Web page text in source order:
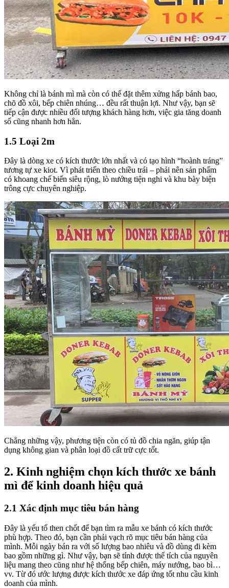
Không chỉ là bánh mì mà còn có thể đặt thêm xửng hấp bánh bao,
chõ đồ xôi, bếp chiên nhúng… đều rất thuận lợi. Như vậy, bạn sẽ
tiếp cận được nhiều đối tượng khách hàng hơn, việc gia tăng doanh
số cũng nhanh hơn hẳn.
1.5 Loại 2m
Đây là dòng xe có kích thước lớn nhất và có tạo hình “hoành tráng”
tương tự xe kiot. Vì phát triển theo chiều trái – phải nên sản phẩm
có khoang chế biến siêu rộng, lò nướng tiện nghi và khu bày biện
trông cực chuyên nghiệp.
Chẳng những vậy, phương tiện còn có tủ đồ chia ngăn, giúp tận
dụng không gian và phân loại đồ cất trữ cực tốt.
2. Kinh nghiệm chọn kích thước xe bánh
mì để kinh doanh hiệu quả
2.1 Xác định mục tiêu bán hàng
Đây là yếu tố then chốt để bạn tìm ra mẫu xe bánh có kích thước
phù hợp. Theo đó, bạn cần phải vạch rõ mục tiêu bán hàng của
mình. Mỗi ngày bán ra với số lượng bao nhiêu và đồ dùng đi kèm
bao gồm những gì. Như vậy, bạn sẽ tính được thể tích của nguyên
liệu mang theo cũng như hệ thống bếp chiên, máy nướng, bao bì…
vv. Từ đó ước lượng được kích thước xe đáp ứng tốt nhu cầu kinh
doanh của mình.